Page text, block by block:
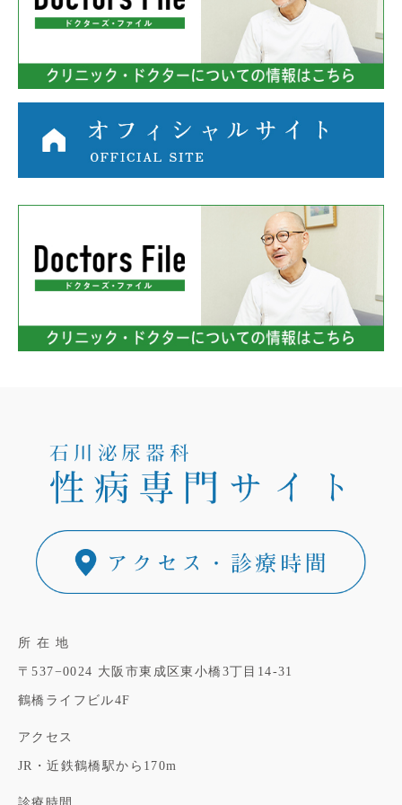
所 在 地
〒537−0024 大阪市東成区東小橋3丁目14-31
鶴橋ライフビル4F
アクセス
JR・近鉄鶴橋駅から170m